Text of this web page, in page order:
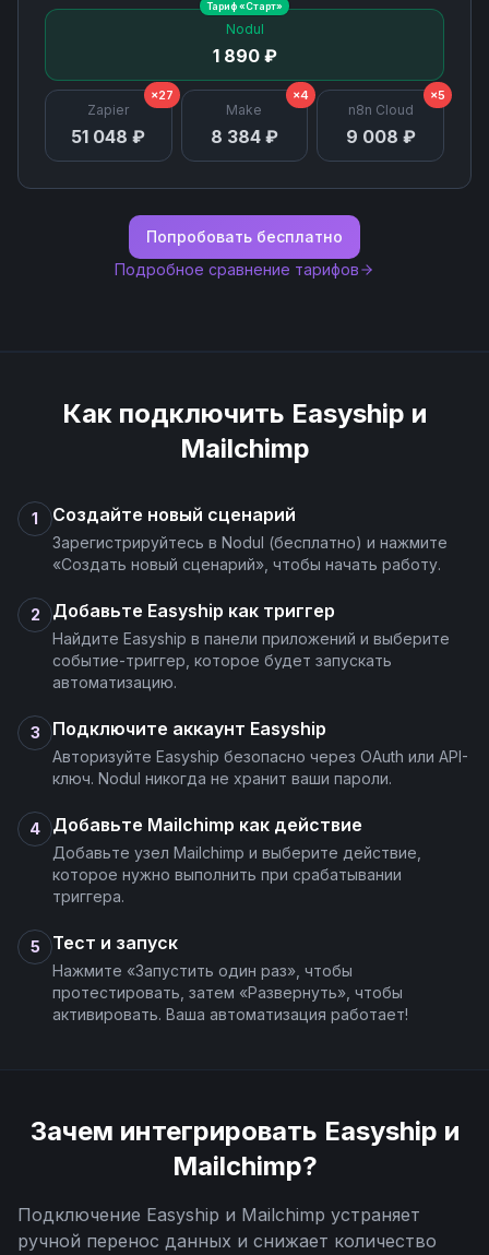
Search or Create Campaign
Send Campaign
Unsubscribe Email
Update List
Nodul
1 890 ₽
Тариф «Старт»
Zapier
51 048 ₽
×27
Make
8 384 ₽
×4
n8n Cloud
9 008 ₽
×5
Попробовать бесплатно
Подробное сравнение тарифов
Как подключить Easyship и
Mailchimp
1 Создайте новый сценарий
Зарегистрируйтесь в Nodul (бесплатно) и нажмите
«Создать новый сценарий», чтобы начать работу.
2 Добавьте Easyship как триггер
Найдите Easyship в панели приложений и выберите
событие-триггер, которое будет запускать
автоматизацию.
3 Подключите аккаунт Easyship
Авторизуйте Easyship безопасно через OAuth или API-
ключ. Nodul никогда не хранит ваши пароли.
4 Добавьте Mailchimp как действие
Добавьте узел Mailchimp и выберите действие,
которое нужно выполнить при срабатывании
триггера.
5 Тест и запуск
Нажмите «Запустить один раз», чтобы
протестировать, затем «Развернуть», чтобы
активировать. Ваша автоматизация работает!
Зачем интегрировать Easyship и
Mailchimp?
Подключение Easyship и Mailchimp устраняет
ручной перенос данных и снижает количество